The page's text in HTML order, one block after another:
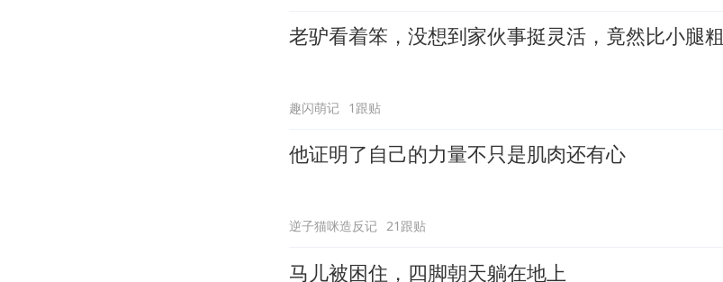
老驴看着笨，没想到家伙事挺灵活，竟然比小腿粗
趣闪萌记 1跟贴
他证明了自己的力量不只是肌肉还有心
逆子猫咪造反记 21跟贴
马儿被困住，四脚朝天躺在地上